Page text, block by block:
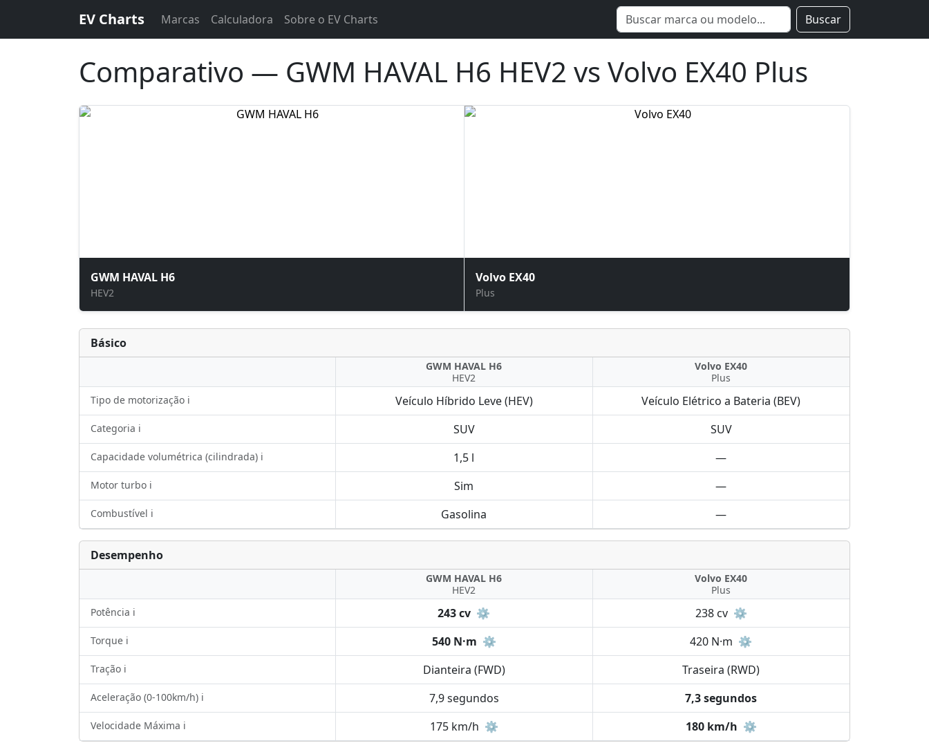
EV Charts Marcas Calculadora Sobre o EV Charts Buscar
Comparativo — GWM HAVAL H6 HEV2 vs Volvo EX40 Plus
GWM HAVAL H6
HEV2
Volvo EX40
Plus
Básico
GWM HAVAL H6
HEV2
Volvo EX40
Plus
Tipo de motorização ℹ️
Veículo Híbrido Leve (HEV) Veículo Elétrico a Bateria (BEV)
Categoria ℹ️ SUV SUV
Capacidade volumétrica (cilindrada) ℹ️ 1,5 l —
Motor turbo ℹ️ Sim —
Combustível ℹ️ Gasolina —
Desempenho
GWM HAVAL H6
HEV2
Volvo EX40
Plus
Potência ℹ️
243 cv ⚙️ 238 cv ⚙️
Torque ℹ️ 540 N·m ⚙️ 420 N·m ⚙️
Tração ℹ️ Dianteira (FWD) Traseira (RWD)
Aceleração (0-100km/h) ℹ️ 7,9 segundos 7,3 segundos
Velocidade Máxima ℹ️ 175 km/h ⚙️ 180 km/h ⚙️